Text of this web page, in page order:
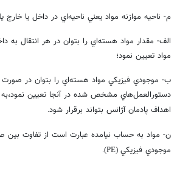
م- ناحيه موازنه مواد يعني ناحيه‌اي در داخل يا
الف- مقدار مواد هسته‌اي را بتوان در هر انتقال به
مواد تعيين نمود؛‌
ب- موجودي فيزيكي مواد هسته‌اي را بتوان در صورت
دستورالعمل‌هاي مشخص شده در آنجا تعيين نمود،‌به
اهداف پادمان آژانس بتواند برقرار شود.
ن- مواد به حساب نيامده عبارت است از تفاوت
موجودي فيزيكي (PE).